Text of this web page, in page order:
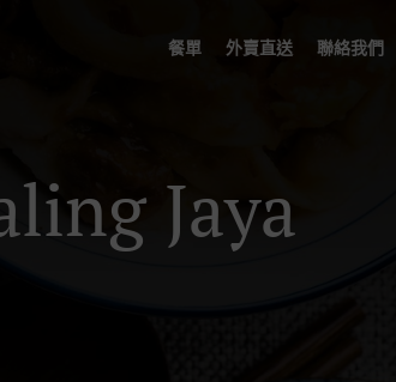
餐單 外賣直送 聯絡我們
Jaya